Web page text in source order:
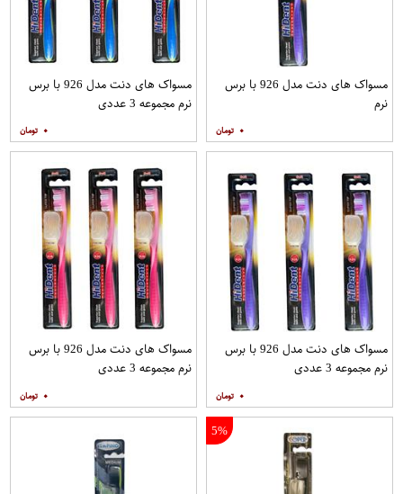
مسواک های دنت مدل 926 با برس
نرم
۰
مسواک های دنت مدل 926 با برس
نرم مجموعه 3 عددی
۰
مسواک های دنت مدل 926 با برس
نرم مجموعه 3 عددی
۰
مسواک های دنت مدل 926 با برس
نرم مجموعه 3 عددی
۰
5%